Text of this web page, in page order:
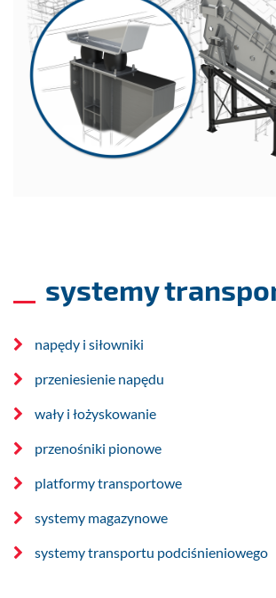
systemy
napędy i siłowniki
przeniesienie napędu
wały i łożyskowanie
przenośniki pionowe
platformy transportowe​
systemy magazynowe
systemy transportu podciśnieniowego